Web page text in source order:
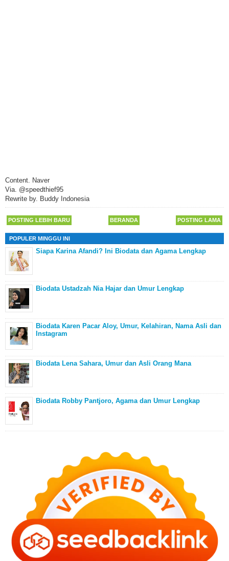
Content. Naver
Via. @speedthief95
Rewrite by. Buddy Indonesia
POSTING LEBIH BARU POSTING LAMA
BERANDA
POPULER MINGGU INI
Siapa Karina Afandi? Ini Biodata dan Agama Lengkap
Biodata Ustadzah Nia Hajar dan Umur Lengkap
Biodata Karen Pacar Aloy, Umur, Kelahiran, Nama Asli dan
Instagram
Biodata Lena Sahara, Umur dan Asli Orang Mana
Biodata Robby Pantjoro, Agama dan Umur Lengkap